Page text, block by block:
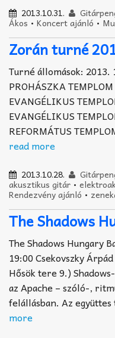
2013.10.31.
Ákos • Koncert ajánló •
Zorán turné
Turné állomások: 2013.
PROHÁSZKA
EVANGÉLIKUS
EVANGÉLIKUS
REFORMÁTUS
read more
2013.10.28.
akusztikus gitár •
Rendezvény ajánló •
The Shadows
The Shadows Hungary
19:00 Csekovszky
Hősök tere 9.)
az Apache – szóló-,
felállásban. Az
more